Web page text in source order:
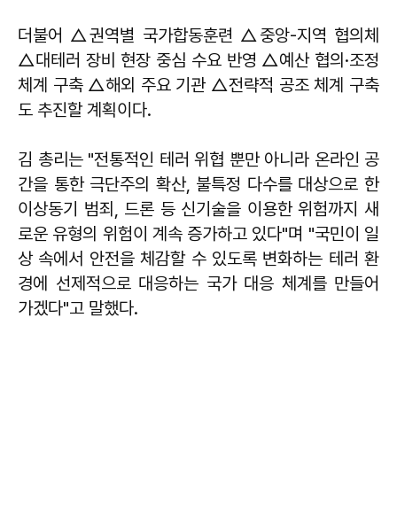
더불어 △권역별 국가합동훈련 △중앙-지역 협의체
△대테러 장비 현장 중심 수요 반영 △예산 협의·조정
체계 구축 △해외 주요 기관 △전략적 공조 체계 구축
도 추진할 계획이다.
김 총리는 "전통적인 테러 위협 뿐만 아니라 온라인 공
간을 통한 극단주의 확산, 불특정 다수를 대상으로 한
이상동기 범죄, 드론 등 신기술을 이용한 위험까지 새
로운 유형의 위험이 계속 증가하고 있다"며 "국민이 일
상 속에서 안전을 체감할 수 있도록 변화하는 테러 환
경에 선제적으로 대응하는 국가 대응 체계를 만들어
가겠다"고 말했다.